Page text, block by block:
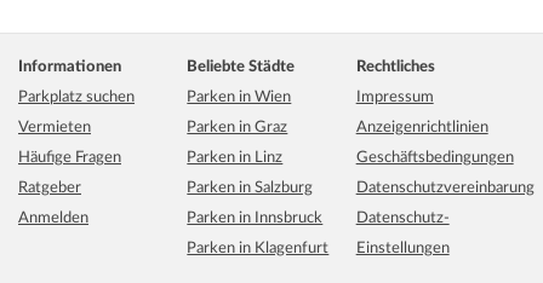
Informationen
Parkplatz suchen
Vermieten
Häufige Fragen
Ratgeber
Anmelden
Beliebte Städte
Parken in Wien
Parken in Graz
Parken in Linz
Parken in Salzburg
Parken in Innsbruck
Parken in Klagenfurt
Rechtliches
Impressum
Anzeigenrichtlinien
Geschäftsbedingungen
Datenschutzvereinbarung
Datenschutz-
Einstellungen